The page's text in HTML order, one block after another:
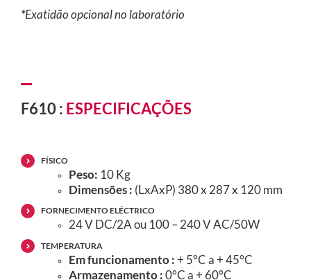
*Exatidão opcional no laboratório
F610 : ESPECIFICAÇÕES
FÍSICO
Peso: 10 Kg
Dimensões : (LxAxP) 380 x 287 x 120 mm
FORNECIMENTO ELÉCTRICO
24 V DC/2A ou 100 – 240 V AC/50W
TEMPERATURA
Em funcionamento :+ 5°C a + 45°C
Armazenamento :0°C a + 60°C